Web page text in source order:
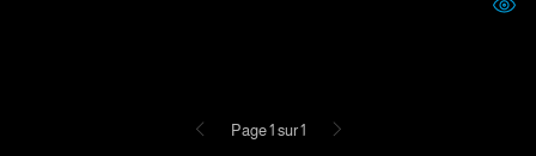
Précédent
Page 1 sur 1